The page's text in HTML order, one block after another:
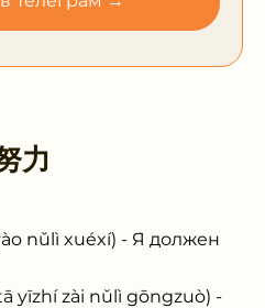
力
nǔlì xuéxí) - Я должен
yīzhí zài nǔlì gōngzuò) -